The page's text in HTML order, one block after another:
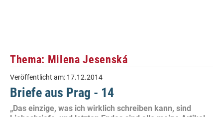
Thema: Milena Jesenská
Veröffentlicht am: 17.12.2014
Briefe aus Prag - 14
„Das einzige, was ich wirklich schreiben kann, sind